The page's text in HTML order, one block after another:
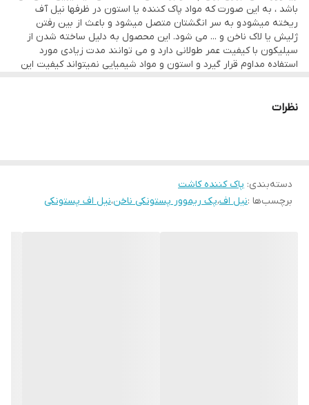
تعداد 10 عدد
باشد ، به این صورت که مواد پاک کننده یا استون در ظرفها نیل آف
ریخته میشود و به سر انگشتان متصل میشود و باعث از بین رفتن
ژلیش یا لاک ناخن و ... می شود. این محصول به دلیل ساخته شدن از
سیلیکون با کیفیت عمر طولانی دارد و می توانند مدت زیادی مورد
استفاده مداوم قرار گیرد و استون و مواد شیمیایی نمیتواند کیفیت این
همزمان پوشش دهد.
نظرات
دسته‌بندی: پاک کننده کاشت
برچسب‌ها :نیل اف،پک ریموور پستونکی ناخن،نیل اف پستونکی